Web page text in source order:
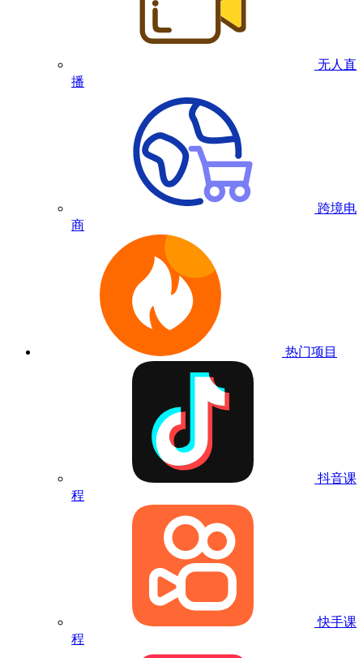
无人直
播
跨境电
商
热门项目
抖音课
程
快手课
程